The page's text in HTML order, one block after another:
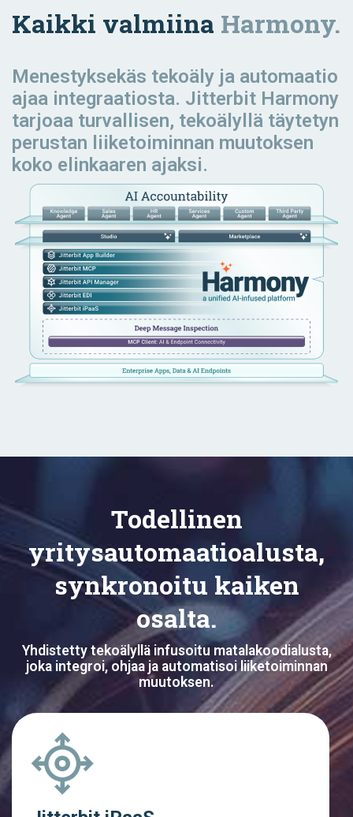
Kaikki valmiina Harmony.
Menestyksekäs tekoäly ja automaatio
ajaa integraatiosta. Jitterbit Harmony
tarjoaa turvallisen, tekoälyllä täytetyn
perustan liiketoiminnan muutoksen
koko elinkaaren ajaksi.
Todellinen
yritysautomaatioalusta,
synkronoitu kaiken
osalta.
Yhdistetty tekoälyllä infusoitu matalakoodialusta,
joka integroi, ohjaa ja automatisoi liiketoiminnan
muutoksen.